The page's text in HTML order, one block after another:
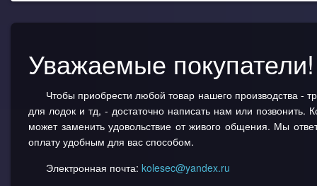
Уважаемые покупатели!
Чтобы приобрести любой товар нашего производства -
для лодок и тд, - достаточно написать нам или
может заменить удовольствие от живого общения. Мы
оплату удобным для вас способом.
Электронная почта: kolesec@yandex.ru